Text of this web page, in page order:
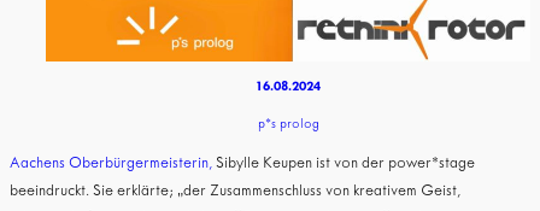
16.08.2024
p*s prolog
Aachens Oberbürgermeisterin, Sibylle Keupen ist von der power*stage
beeindruckt. Sie erklärte; „der Zusammenschluss von kreativem Geist,